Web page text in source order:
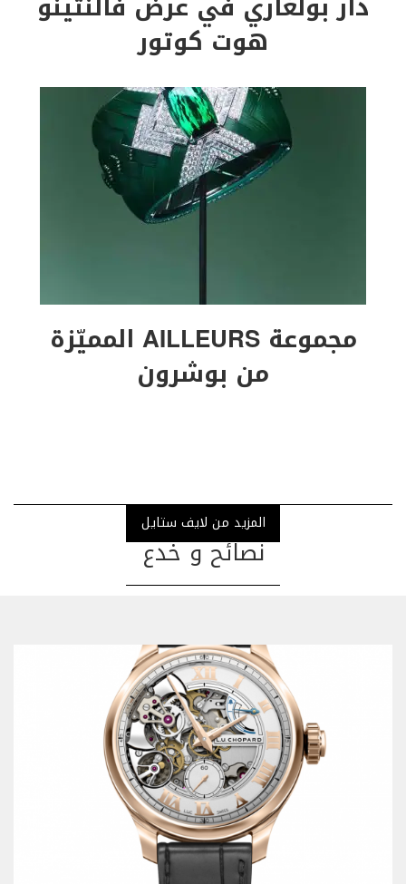
هوت كوتور
مجموعة AILLEURS المميّزة
من بوشرون
المزيد من لايف ستايل
نصائح و خدع